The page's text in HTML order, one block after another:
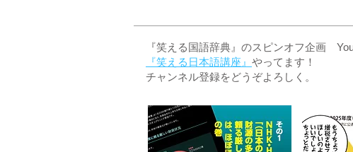
『笑える国語辞典』のスピンオフ企画
『笑える日本語講座』 やってます！
チャンネル登録をどうぞよろしく。